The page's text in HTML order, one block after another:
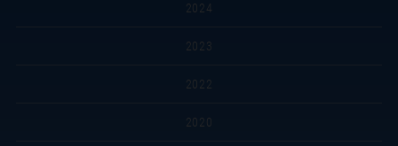
2024
2023
2022
2020